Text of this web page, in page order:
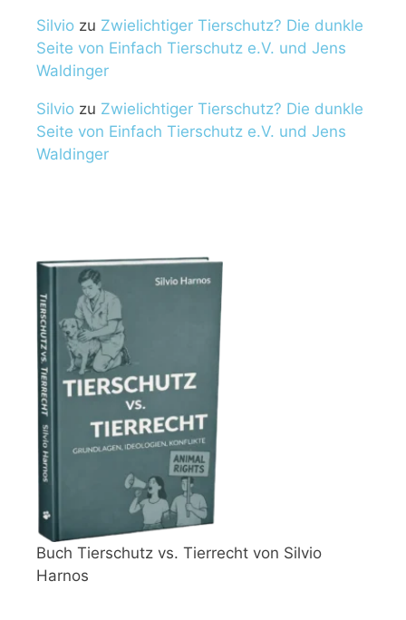
Silvio zu Zwielichtiger Tierschutz? Die dunkle
Seite von Einfach Tierschutz e.V. und Jens
Waldinger
Silvio zu Zwielichtiger Tierschutz? Die dunkle
Seite von Einfach Tierschutz e.V. und Jens
Waldinger
Buch Tierschutz vs. Tierrecht von Silvio
Harnos